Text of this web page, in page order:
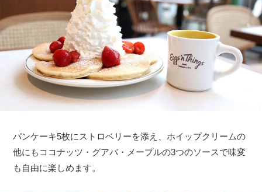
パンケーキ5枚にストロベリーを添え、ホイップクリームの
他にもココナッツ・グアバ・メープルの3つのソースで味変
も自由に楽しめます。